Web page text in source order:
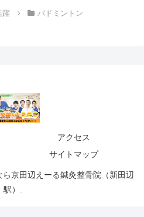
躍 バドミントン
アクセス
サイトマップ
京田辺えーる鍼灸整骨院（新田辺
駅）.